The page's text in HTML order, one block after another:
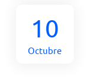
10
Octubre